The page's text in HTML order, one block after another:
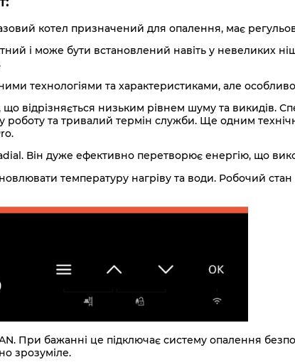
котел призначений для опалення, має
і може бути встановлений навіть у невеликих
технологіями та характеристиками, але
що відрізняється низьким рівнем шуму та викидів.
роботу та тривалий термін служби. Ще одним
Він дуже ефективно перетворює енергію, що
температуру нагріву та води. Робочий
бажанні це підключає систему опалення
зрозуміле.